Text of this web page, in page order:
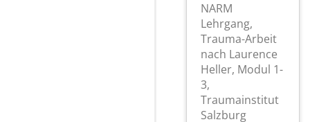
NARM
Lehrgang,
Trauma-Arbeit
nach Laurence
Heller, Modul 1-
3,
Traumainstitut
Salzburg